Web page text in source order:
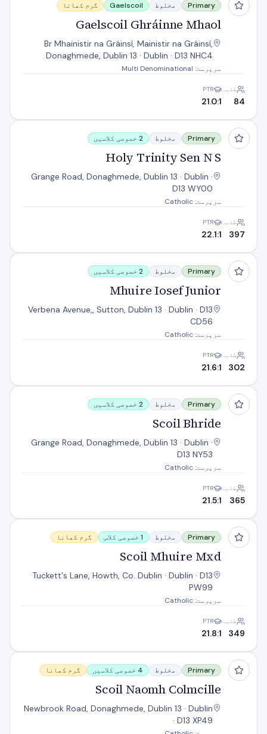
Primary مخلوط Gaelscoil گرم کھانا
Gaelscoil Ghráinne Mhaol
Br Mhainistir na Gráinsí, Mainistir na Gráinsí,
Donaghmede, Dublin 13 · Dublin · D13 NHC4
سرپرست: Multi Denominational
طلبہ
84
PTR
21.0:1
Holy Trinity Sen N S
Primary مخلوط 2 خصوصی کلاسیں
Holy Trinity Sen N S
Grange Road, Donaghmede, Dublin 13 · Dublin ·
D13 WY00
سرپرست: Catholic
طلبہ
397
PTR
22.1:1
Mhuire Iosef Junior
Primary مخلوط 2 خصوصی کلاسیں
Mhuire Iosef Junior
Verbena Avenue,, Sutton, Dublin 13 · Dublin · D13
CD56
سرپرست: Catholic
طلبہ
302
PTR
21.6:1
Scoil Bhride
Primary مخلوط 2 خصوصی کلاسیں
Scoil Bhride
Grange Road, Donaghmede, Dublin 13 · Dublin ·
D13 NY53
سرپرست: Catholic
طلبہ
365
PTR
21.5:1
Scoil Mhuire Mxd
Primary مخلوط 1 خصوصی کلاس گرم کھانا
Scoil Mhuire Mxd
Tuckett's Lane, Howth, Co. Dublin · Dublin · D13
PW99
سرپرست: Catholic
طلبہ
349
PTR
21.8:1
Scoil Naomh Colmcille
Primary مخلوط 4 خصوصی کلاسیں گرم کھانا
Scoil Naomh Colmcille
Newbrook Road, Donaghmede, Dublin 13 · Dublin
· D13 XP49